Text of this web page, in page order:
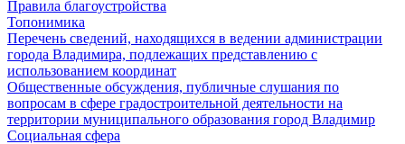
Правила благоустройства
Топонимика
Перечень сведений, находящихся в ведении администрации
города Владимира, подлежащих представлению с
использованием координат
Общественные обсуждения, публичные слушания по
вопросам в сфере градостроительной деятельности на
территории муниципального образования город Владимир
Социальная сфера